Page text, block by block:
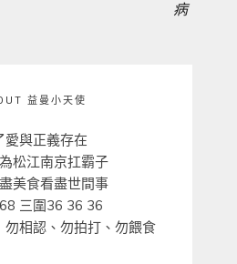
病
益曼小天使
愛與正義存在
松江南京扛霸子
美食看盡世間事
三圍36 36 36
勿相認、勿拍打、勿餵食